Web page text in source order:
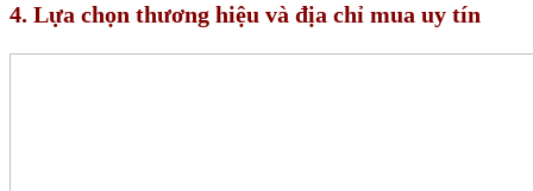
4. Lựa chọn thương hiệu và địa chỉ mua uy tín